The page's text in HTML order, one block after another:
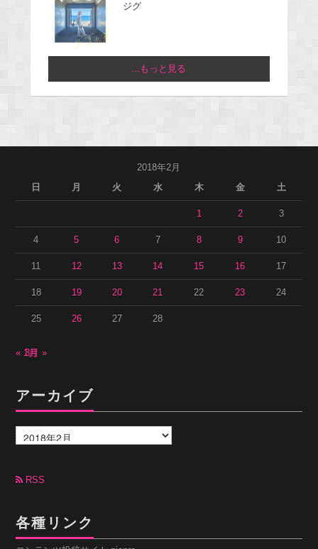
ジグ
...もっと見る
2018年2月
日
月 火 水 木 金 土
1 2 3
4 5 6 7 8 9 10
11 12 13 14 15 16 17
18 19 20 21 22 23 24
25 26 27 28
« 1月3月 »
アーカイブ
ー
カ
ブ RSS
各種リンク